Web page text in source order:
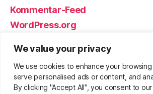
We value your privacy
We use cookies to enhance your
serve personalised ads or content, and
By clicking "Accept All", you consent to
Kommentar-Feed
WordPress.org
© 2026Björn Eickhoff – Der Blog
rund um Messer, Equipment und ums